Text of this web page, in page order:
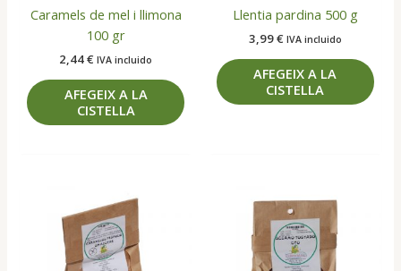
Caramels de mel i llimona
100 gr
2,44€ IVA incluido
AFEGEIX A LA
CISTELLA
Llentia pardina 500 g
3,99€ IVA incluido
AFEGEIX A LA
CISTELLA